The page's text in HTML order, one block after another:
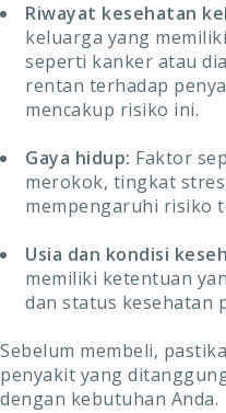
Riwayat kesehatan
keluarga yang
seperti kanker atau
rentan terhadap
mencakup risiko ini.
Gaya hidup: Faktor
merokok, tingkat
mempengaruhi risiko
Usia dan kondisi
memiliki ketentuan
dan status kesehatan
Sebelum membeli,
penyakit yang
dengan kebutuhan Anda.